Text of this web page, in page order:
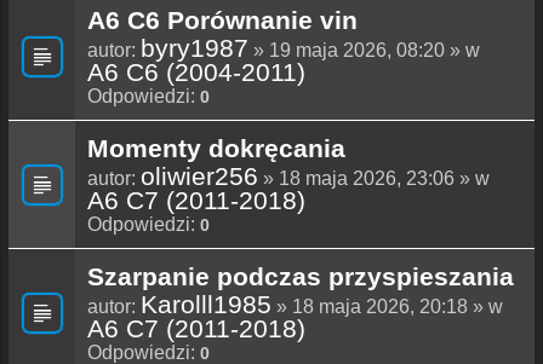
A6 C6 Porównanie vin
autor: byry1987 » 19 maja 2026, 08:20 » w
A6 C6 (2004-2011)
Odpowiedzi: 0
Momenty dokręcania
autor: oliwier256 » 18 maja 2026, 23:06 » w
A6 C7 (2011-2018)
Odpowiedzi: 0
Szarpanie podczas przyspieszania
autor: Karolll1985 » 18 maja 2026, 20:18 » w
A6 C7 (2011-2018)
Odpowiedzi: 0